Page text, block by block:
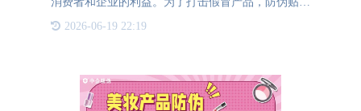
是一种特殊的贴纸，用于贴在产品的包装上，帮助消
2026-06-19 22:19